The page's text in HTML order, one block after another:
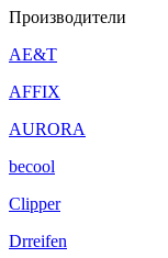
Производители
AE&T
AFFIX
AURORA
becool
Clipper
Drreifen